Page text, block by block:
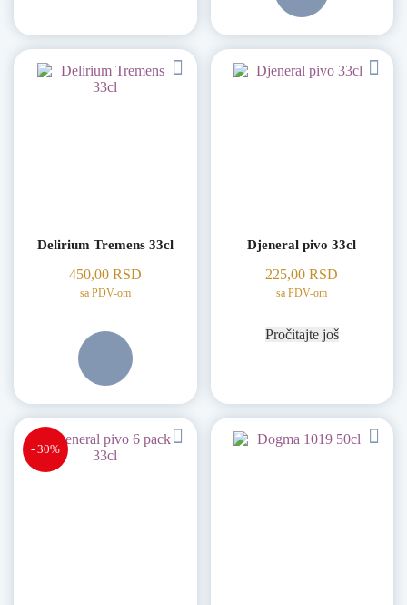
Delirium Tremens 33cl
450,00 RSD
sa PDV-om
Djeneral pivo 33cl
225,00RSD
sa PDV-om
Pročitajte još
- 30%